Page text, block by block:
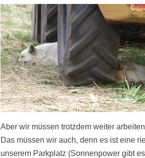
Aber wir müssen trotzdem weiter
Das müssen wir auch, denn es ist eine
unserem Parkplatz (Sonnenpower gibt